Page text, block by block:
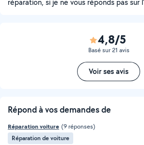
réparation, si je ne vous réponds pas sur
4,8/5
Basé sur 21 avis
Voir ses avis
Répond à vos demandes de
Réparation voiture (9 réponses)
Réparation de voiture